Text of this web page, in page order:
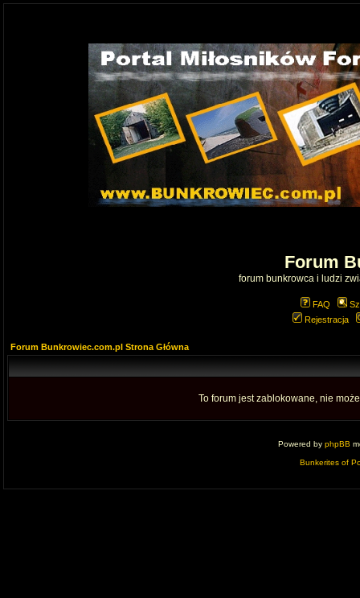
Forum
forum bunkrowca i ludzi
FAQ
Rejestracja
Forum Bunkrowiec.com.pl Strona Główna
To forum jest zablokowane, nie
Powered by phpBB
Bunkerites of